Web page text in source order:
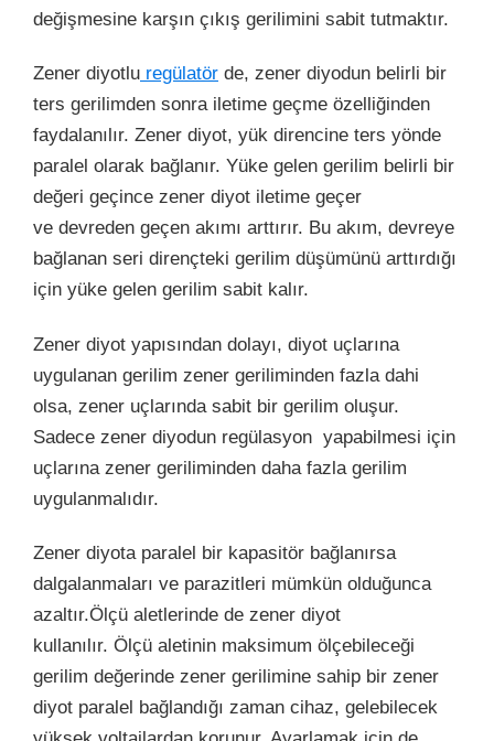
değişmesine karşın çıkış gerilimini sabit tutmaktır.
Zener diyotlu regülatör de, zener diyodun belirli bir
ters gerilimden sonra iletime geçme özelliğinden
faydalanılır. Zener diyot, yük direncine ters yönde
paralel olarak bağlanır. Yüke gelen gerilim belirli bir
değeri geçince zener diyot iletime geçer
ve devreden geçen akımı arttırır. Bu akım, devreye
bağlanan seri dirençteki gerilim düşümünü arttırdığı
için yüke gelen gerilim sabit kalır.
Zener diyot yapısından dolayı, diyot uçlarına
uygulanan gerilim zener geriliminden fazla dahi
olsa, zener uçlarında sabit bir gerilim oluşur.
Sadece zener diyodun regülasyon yapabilmesi için
uçlarına zener geriliminden daha fazla gerilim
uygulanmalıdır.
Zener diyota paralel bir kapasitör bağlanırsa
dalgalanmaları ve parazitleri mümkün olduğunca
azaltır.Ölçü aletlerinde de zener diyot
kullanılır. Ölçü aletinin maksimum ölçebileceği
gerilim değerinde zener gerilimine sahip bir zener
diyot paralel bağlandığı zaman cihaz, gelebilecek